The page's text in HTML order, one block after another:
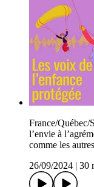
France/Québec/
l’envie à
comme les
26/09/2024
30